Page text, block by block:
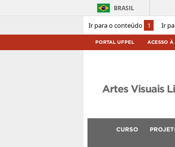
Ir para o conteúdo 1 Ir
BRASIL
PORTAL UFPEL ACESSO
Artes Visuais
CURSO